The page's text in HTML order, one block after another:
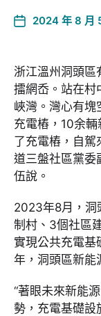
2024 年 8 月
浙江溫州洞頭區
擂網岙。站在村
峽灣。灣心有塊
充電樁，10余
了充電樁，自駕
道三盤社區黨委
伍說。
2023年8月，洞
制村、3個社區
實現公共充電基
年，洞頭區新能
“著眼未來新能
勢，充電基礎設